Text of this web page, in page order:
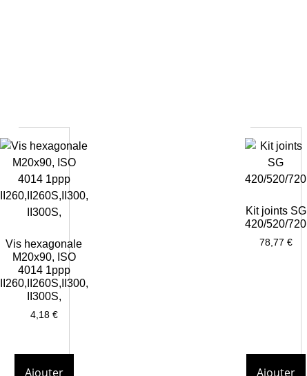
Vis hexagonale
M20x90, ISO
4014 1ppp
II260,II260S,II300,
II300S,
4,18 €
Ajouter
Kit joints SG
420/520/720
78,77 €
Ajouter